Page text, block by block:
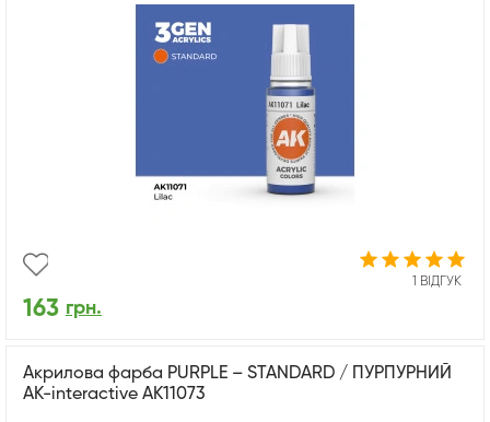
1 ВІДГУК
163 грн.
Акрилова фарба PURPLE – STANDARD / ПУРПУРНИЙ
AK-interactive AK11073